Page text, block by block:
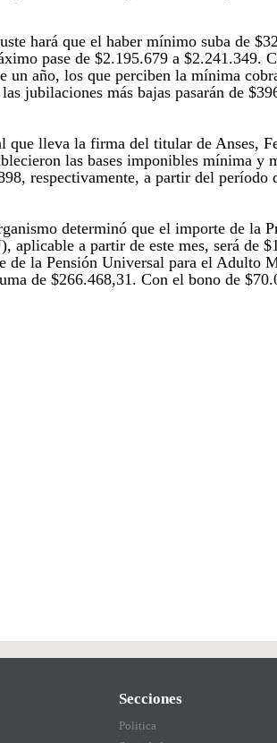
hará que el haber mínimo suba de
pase de $2.195.679 a $2.241.349.
un año, los que perciben la mínima
jubilaciones más bajas pasarán de
que lleva la firma del titular de Anses,
las bases imponibles mínima y
respectivamente, a partir del período
determinó que el importe de la
aplicable a partir de este mes, será de
de la Pensión Universal para el Adulto
de $266.468,31. Con el bono de
Secciones
Politica